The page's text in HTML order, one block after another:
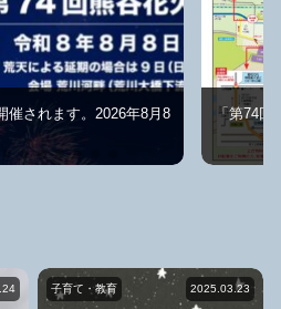
催されます。2026年8月8
「第74回
子育て・教育 2025.03.23